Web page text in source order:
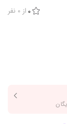
0 از 0 نفر